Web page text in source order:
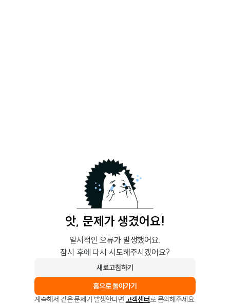
앗, 문제가 생겼어요!
일시적인 오류가 발생했어요.
잠시 후에 다시 시도해주시겠어요?
새로고침하기
홈으로 돌아가기
계속해서 같은 문제가 발생한다면 고객센터로 문의해주세요.